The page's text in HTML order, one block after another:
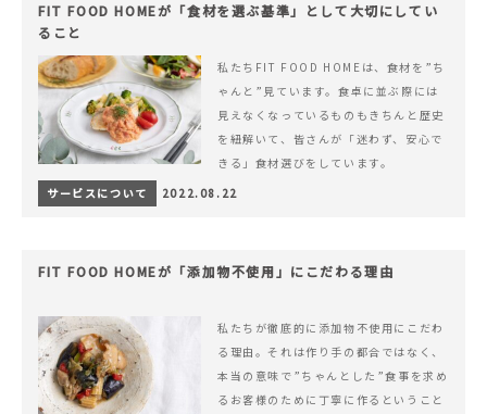
FIT FOOD HOMEが「食材を選ぶ基準」として大切にしてい
ること
私たちFIT FOOD HOMEは、食材を”ち
ゃんと”見ています。食卓に並ぶ際には
見えなくなっているものもきちんと歴史
を紐解いて、皆さんが「迷わず、安心で
きる」食材選びをしています。
サービスについて
2022.08.22
FIT FOOD HOMEが「添加物不使用」にこだわる理由
私たちが徹底的に添加物不使用にこだわ
る理由。それは作り手の都合ではなく、
本当の意味で”ちゃんとした”食事を求め
るお客様のために丁寧に作るということ